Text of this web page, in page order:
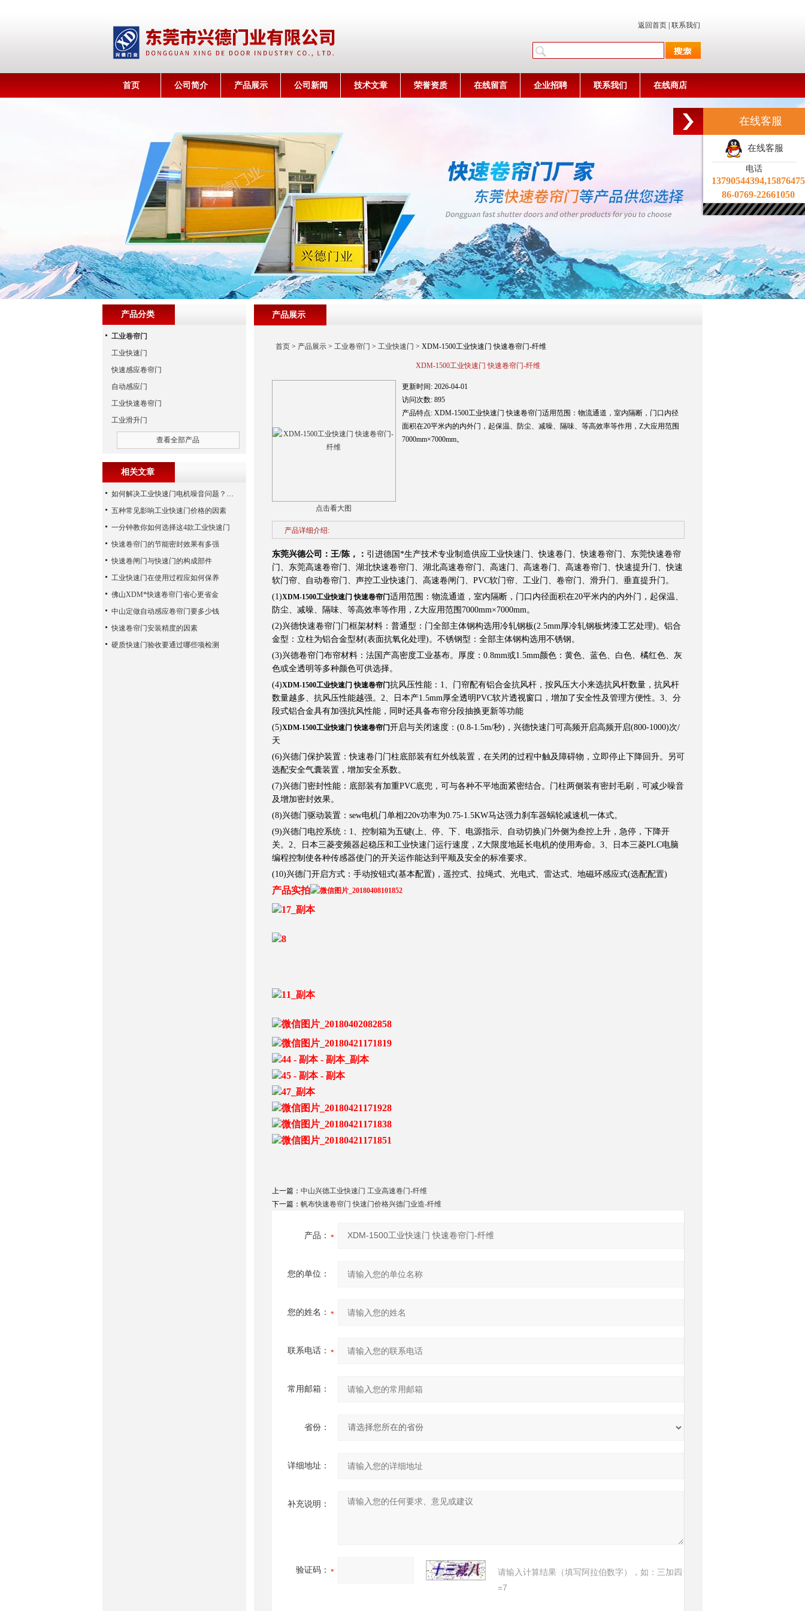
返回首页 联系我们
首页 公司简介 产品展示 公司新闻 技术文章 荣誉资质 在线留言 企业招聘 联系我们 在线商店
产品展示
首页> 产品展示> 工业卷帘门 > 工业快速门 > XDM-1500工业快速门 快速卷帘门-纤维
XDM-1500工业快速门 快速卷帘门-纤维
点击看大图
更新时间: 2026-04-01
访问次数: 895
产品特点: XDM-1500工业快速门 快速卷帘门适用范围：物流通道，室内隔断，门口内径
面积在20平米内的内外门，起保温、防尘、减噪、隔味、等高效率等作用，Z大应用范围
7000mm×7000mm。
产品详细介绍:
东莞兴德公司：王/陈，： 引进德国*生产技术专业制造供应工业快速门、快速卷门、快速卷帘门、东莞快速卷帘
门、东莞高速卷帘门、湖北快速卷帘门、湖北高速卷帘门、高速门、高速卷门、高速卷帘门、快速提升门、快速
软门帘、自动卷帘门、声控工业快速门、高速卷闸门、PVC软门帘、工业门、卷帘门、滑升门、垂直提升门。
(1)XDM-1500工业快速门 快速卷帘门适用范围：物流通道，室内隔断，门口内径面积在20平米内的内外门，起保温、
防尘、减噪、隔味、等高效率等作用，Z大应用范围7000mm×7000mm。
(2)兴德快速卷帘门门框架材料：普通型：门全部主体钢构选用冷轧钢板(2.5mm厚冷轧钢板烤漆工艺处理)。铝合
金型：立柱为铝合金型材(表面抗氧化处理)。不锈钢型：全部主体钢构选用不锈钢。
(3)兴德卷帘门布帘材料：法国产高密度工业基布。厚度：0.8mm或1.5mm颜色：黄色、蓝色、白色、橘红色、灰
色或全透明等多种颜色可供选择。
(4)XDM-1500工业快速门 快速卷帘门抗风压性能：1、门帘配有铝合金抗风杆，按风压大小来选抗风杆数量，抗风杆
数量越多、抗风压性能越强。2、日本产1.5mm厚全透明PVC软片透视窗口，增加了安全性及管理方便性。3、分
段式铝合金具有加强抗风性能，同时还具备布帘分段抽换更新等功能
(5)XDM-1500工业快速门 快速卷帘门开启与关闭速度：(0.8-1.5m/秒)，兴德快速门可高频开启高频开启(800-1000)次/
天
(6)兴德门保护装置：快速卷门门柱底部装有红外线装置，在关闭的过程中触及障碍物，立即停止下降回升。另可
选配安全气囊装置，增加安全系数。
(7)兴德门密封性能：底部装有加重PVC底兜，可与各种不平地面紧密结合。门柱两侧装有密封毛刷，可减少噪音
及增加密封效果。
(8)兴德门驱动装置：sew电机门单相220v功率为0.75-1.5KW马达强力刹车器蜗轮减速机一体式。
(9)兴德门电控系统：1、控制箱为五键(上、停、下、电源指示、自动切换)门外侧为叁控上升，急停，下降开
关。2、日本三菱变频器起稳压和工业快速门运行速度，Z大限度地延长电机的使用寿命。3、日本三菱PLC电脑
编程控制使各种传感器使门的开关运作能达到平顺及安全的标准要求。
(10)兴德门开启方式：手动按钮式(基本配置)，遥控式、拉绳式、光电式、雷达式、地磁环感应式(选配配置)
产品实拍
上一篇： 中山兴德工业快速门 工业高速卷门-纤维
下一篇： 帆布快速卷帘门 快速门价格兴德门业造-纤维
产品：
您的单位：
您的姓名：
联系电话：
常用邮箱：
省份：
详细地址：
补充说明：
验证码：
请输入计算结果（填写阿拉伯数字），如：三加四
=7
产品分类
工业卷帘门
工业快速门
快速感应卷帘门
自动感应门
工业快速卷帘门
工业滑升门
查看全部产品
相关文章
如何解决工业快速门电机噪音问题？这三个方法很关键
五种常见影响工业快速门价格的因素
一分钟教你如何选择这4款工业快速门
快速卷帘门的节能密封效果有多强
快速卷闸门与快速门的构成部件
工业快速门在使用过程应如何保养
佛山XDM*快速卷帘门省心更省金
中山定做自动感应卷帘门要多少钱
快速卷帘门安装精度的因素
硬质快速门验收要通过哪些项检测
在线客服
在线客服
电话
86-0769-22661050